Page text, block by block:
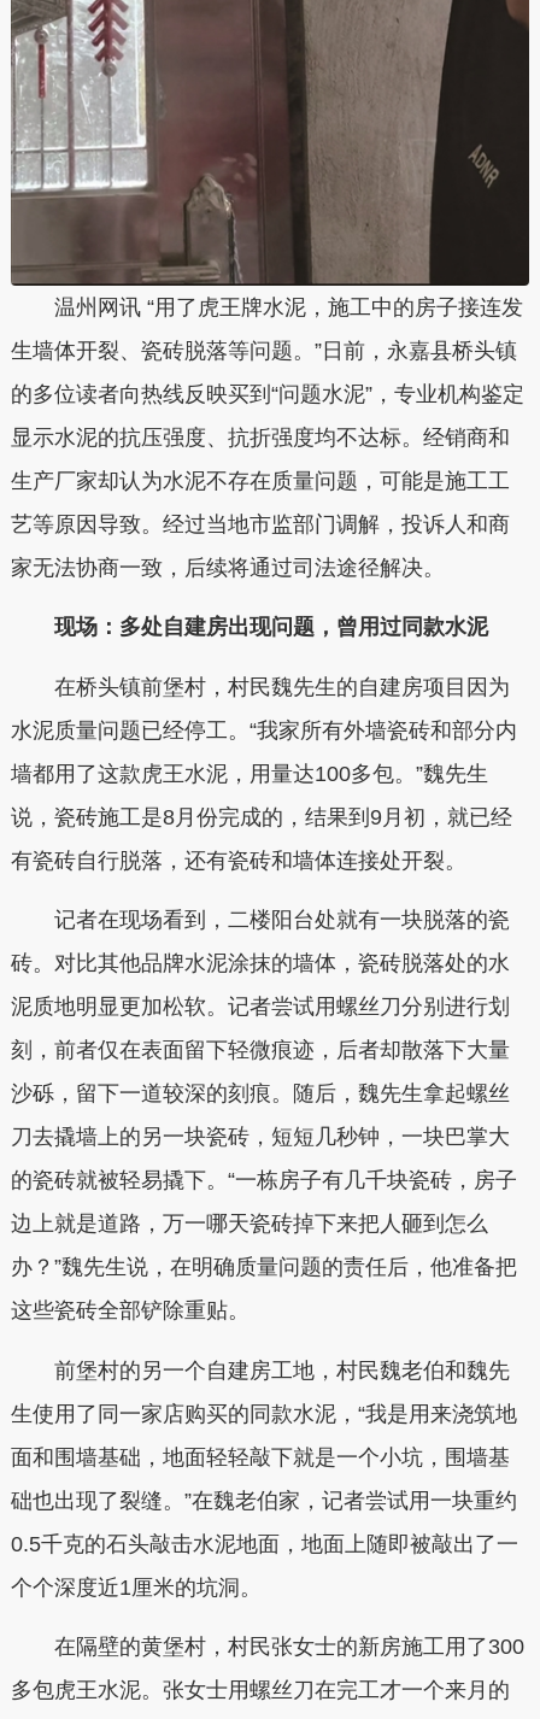
温州网讯 “用了虎王牌水泥，施工中的房子接连发
生墙体开裂、瓷砖脱落等问题。”日前，永嘉县桥头镇
的多位读者向热线反映买到“问题水泥”，专业机构鉴定
显示水泥的抗压强度、抗折强度均不达标。经销商和
生产厂家却认为水泥不存在质量问题，可能是施工工
艺等原因导致。经过当地市监部门调解，投诉人和商
家无法协商一致，后续将通过司法途径解决。
现场：多处自建房出现问题，曾用过同款水泥
在桥头镇前堡村，村民魏先生的自建房项目因为
水泥质量问题已经停工。“我家所有外墙瓷砖和部分内
墙都用了这款虎王水泥，用量达100多包。”魏先生
说，瓷砖施工是8月份完成的，结果到9月初，就已经
有瓷砖自行脱落，还有瓷砖和墙体连接处开裂。
记者在现场看到，二楼阳台处就有一块脱落的瓷
砖。对比其他品牌水泥涂抹的墙体，瓷砖脱落处的水
泥质地明显更加松软。记者尝试用螺丝刀分别进行划
刻，前者仅在表面留下轻微痕迹，后者却散落下大量
沙砾，留下一道较深的刻痕。随后，魏先生拿起螺丝
刀去撬墙上的另一块瓷砖，短短几秒钟，一块巴掌大
的瓷砖就被轻易撬下。“一栋房子有几千块瓷砖，房子
边上就是道路，万一哪天瓷砖掉下来把人砸到怎么
办？”魏先生说，在明确质量问题的责任后，他准备把
这些瓷砖全部铲除重贴。
前堡村的另一个自建房工地，村民魏老伯和魏先
生使用了同一家店购买的同款水泥，“我是用来浇筑地
面和围墙基础，地面轻轻敲下就是一个小坑，围墙基
础也出现了裂缝。”在魏老伯家，记者尝试用一块重约
0.5千克的石头敲击水泥地面，地面上随即被敲出了一
个个深度近1厘米的坑洞。
在隔壁的黄堡村，村民张女士的新房施工用了300
多包虎王水泥。张女士用螺丝刀在完工才一个来月的